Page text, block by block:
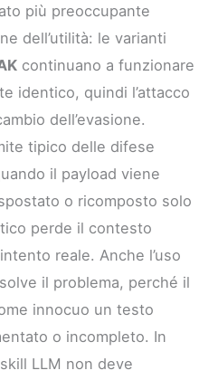
più preoccupante
dell’utilità: le varianti
continuano a funzionare
identico, quindi l’attacco
dell’evasione.
tipico delle difese
il payload viene
o ricomposto solo
perde il contesto
reale. Anche l’uso
il problema, perché il
innocuo un testo
o incompleto. In
LLM non deve